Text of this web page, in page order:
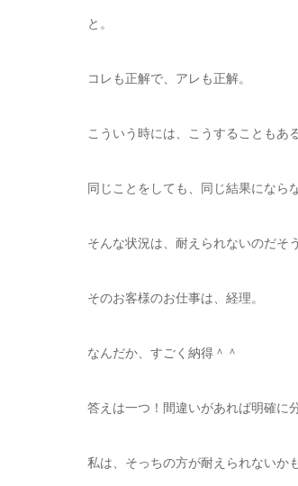
と。
コレも正解で、アレも正解。
こういう時には、こうすることもあ
同じことをしても、同じ結果になら
そんな状況は、耐えられないのだそ
そのお客様のお仕事は、経理。
なんだか、すごく納得＾＾
答えは一つ！間違いがあれば明確に
私は、そっちの方が耐えられないか